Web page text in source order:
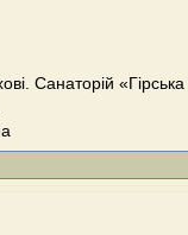
Санаторій